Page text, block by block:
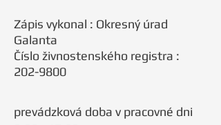
Zápis vykonal : Okresný úrad
Galanta
Číslo živnostenského registra :
202-9800
prevádzková doba v pracovné dni